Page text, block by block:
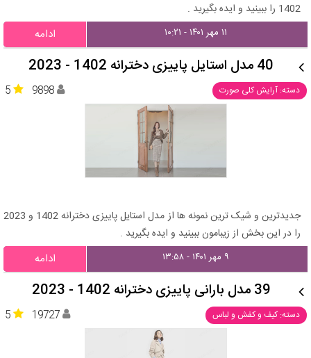
1402 را ببینید و ایده بگیرید .
۱۱ مهر ۱۴۰۱ - ۱۰:۲۱ ادامه
40 مدل استایل پاییزی دخترانه 1402 - 2023
دسته: آرایش کلی صورت 5 9898
جدیدترین و شیک ترین نمونه ها از مدل استایل پاییزی دخترانه 1402 و 2023
را در این بخش از زیبامون ببینید و ایده بگیرید .
۹ مهر ۱۴۰۱ - ۱۳:۵۸ ادامه
39 مدل بارانی پاییزی دخترانه 1402 - 2023
دسته: کیف و کفش و لباس 5 19727